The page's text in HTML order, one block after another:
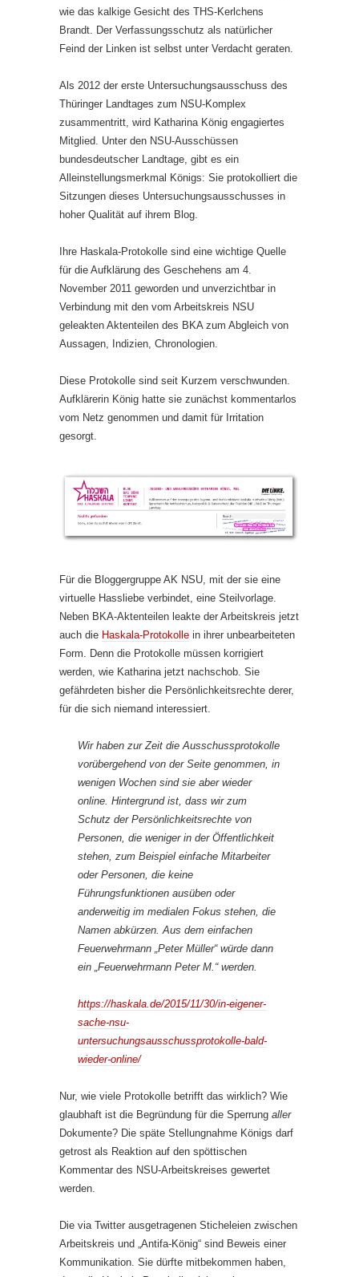
wie das kalkige Gesicht des THS-Kerlchens
Brandt. Der Verfassungsschutz als natürlicher
Feind der Linken ist selbst unter Verdacht geraten.
Als 2012 der erste Untersuchungsausschuss des
Thüringer Landtages zum NSU-Komplex
zusammentritt, wird Katharina König engagiertes
Mitglied. Unter den NSU-Ausschüssen
bundesdeutscher Landtage, gibt es ein
Alleinstellungsmerkmal Königs: Sie protokolliert die
Sitzungen dieses Untersuchungsausschusses in
hoher Qualität auf ihrem Blog.
Ihre Haskala-Protokolle sind eine wichtige Quelle
für die Aufklärung des Geschehens am 4.
November 2011 geworden und unverzichtbar in
Verbindung mit den vom Arbeitskreis NSU
geleakten Aktenteilen des BKA zum Abgleich von
Aussagen, Indizien, Chronologien.
Diese Protokolle sind seit Kurzem verschwunden.
Aufklärerin König hatte sie zunächst kommentarlos
vom Netz genommen und damit für Irritation
gesorgt.
Für die Bloggergruppe AK NSU, mit der sie eine
virtuelle Hassliebe verbindet, eine Steilvorlage.
Neben BKA-Aktenteilen leakte der Arbeitskreis jetzt
auch die Haskala-Protokolle in ihrer unbearbeiteten
Form. Denn die Protokolle müssen korrigiert
werden, wie Katharina jetzt nachschob. Sie
gefährdeten bisher die Persönlichkeitsrechte derer,
für die sich niemand interessiert.
Wir haben zur Zeit die Ausschussprotokolle
vorübergehend von der Seite genommen, in
wenigen Wochen sind sie aber wieder
online. Hintergrund ist, dass wir zum
Schutz der Persönlichkeitsrechte von
Personen, die weniger in der Öffentlichkeit
stehen, zum Beispiel einfache Mitarbeiter
oder Personen, die keine
Führungsfunktionen ausüben oder
anderweitig im medialen Fokus stehen, die
Namen abkürzen. Aus dem einfachen
Feuerwehrmann „Peter Müller“ würde dann
ein „Feuerwehrmann Peter M.“ werden.
https://haskala.de/2015/11/30/in-eigener-
sache-nsu-
untersuchungsausschussprotokolle-bald-
wieder-online/
Nur, wie viele Protokolle betrifft das wirklich? Wie
glaubhaft ist die Begründung für die Sperrung aller
Dokumente? Die späte Stellungnahme Königs darf
getrost als Reaktion auf den spöttischen
Kommentar des NSU-Arbeitskreises gewertet
werden.
Die via Twitter ausgetragenen Sticheleien zwischen
Arbeitskreis und „Antifa-König“ sind Beweis einer
Kommunikation. Sie dürfte mitbekommen haben,